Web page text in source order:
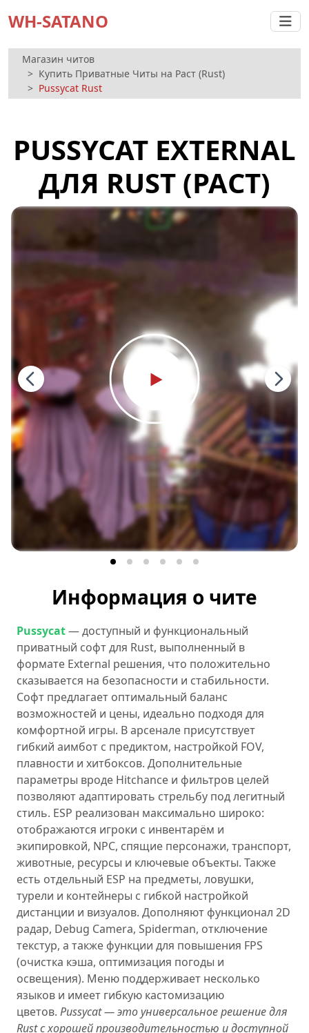
WH-SATANO
Магазин читов
Купить Приватные Читы на Раст (Rust)
Pussycat Rust
PUSSYCAT EXTERNAL
ДЛЯ RUST (РАСТ)
Информация о чите
Pussycat— доступный и функциональный
приватный софт для Rust, выполненный в
формате External решения, что положительно
сказывается на безопасности и стабильности.
Софт предлагает оптимальный баланс
возможностей и цены, идеально подходя для
комфортной игры. В арсенале присутствует
гибкий аимбот с предиктом, настройкой FOV,
плавности и хитбоксов. Дополнительные
параметры вроде Hitchance и фильтров целей
позволяют адаптировать стрельбу под легитный
стиль. ESP реализован максимально широко:
отображаются игроки с инвентарём и
экипировкой, NPC, спящие персонажи, транспорт,
животные, ресурсы и ключевые объекты. Также
есть отдельный ESP на предметы, ловушки,
турели и контейнеры с гибкой настройкой
дистанции и визуалов. Дополняют функционал 2D
радар, Debug Camera, Spiderman, отключение
текстур, а также функции для повышения FPS
(очистка кэша, оптимизация погоды и
освещения). Меню поддерживает несколько
языков и имеет гибкую кастомизацию
цветов. Pussycat — это универсальное решение для
Rust с хорошей производительностью и доступной